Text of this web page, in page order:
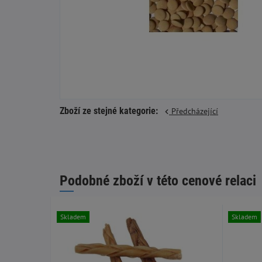
Zboží ze stejné kategorie: Předcházející
Podobné zboží v této cenové relaci
Skladem Skladem